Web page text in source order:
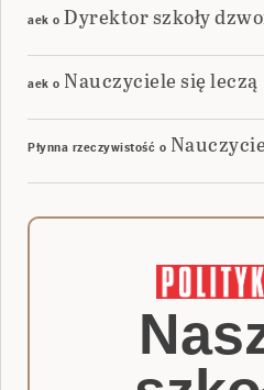
aek o Dyrektor szkoły
aek o Nauczyciele się leczą
Płynna rzeczywistość o